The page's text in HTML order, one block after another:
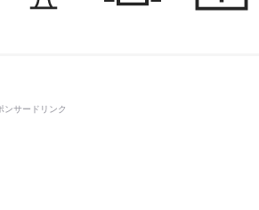
ンサードリンク